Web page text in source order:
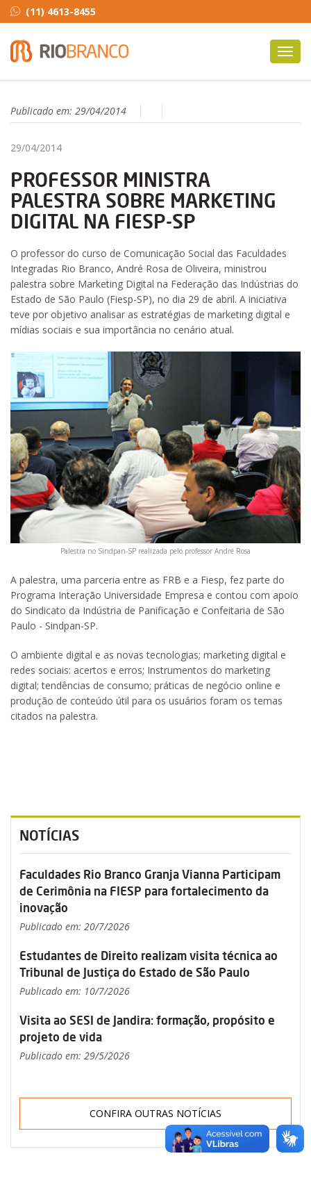
(11) 4613-8455
Publicado em: 29/04/2014
29/04/2014
PROFESSOR MINISTRA
PALESTRA SOBRE MARKETING
DIGITAL NA FIESP-SP
O professor do curso de Comunicação Social das Faculdades
Integradas Rio Branco, André Rosa de Oliveira, ministrou
palestra sobre Marketing Digital na Federação das Indústrias do
Estado de São Paulo (Fiesp-SP), no dia 29 de abril. A iniciativa
teve por objetivo analisar as estratégias de marketing digital e
mídias sociais e sua importância no cenário atual.
Palestra no Sindpan-SP realizada pelo professor André Rosa
A palestra, uma parceria entre as FRB e a Fiesp, fez parte do
Programa Interação Universidade Empresa e contou com apoio
do Sindicato da Indústria de Panificação e Confeitaria de São
Paulo - Sindpan-SP.
O ambiente digital e as novas tecnologias; marketing digital e
redes sociais: acertos e erros; Instrumentos do marketing
digital; tendências de consumo; práticas de negócio online e
produção de conteúdo útil para os usuários foram os temas
citados na palestra.
NOTÍCIAS
Faculdades Rio Branco Granja Vianna Participam
de Cerimônia na FIESP para fortalecimento da
inovação
Publicado em: 20/7/2026
Estudantes de Direito realizam visita técnica ao
Tribunal de Justiça do Estado de São Paulo
Publicado em: 10/7/2026
Visita ao SESI de Jandira: formação, propósito e
projeto de vida
Publicado em: 29/5/2026
CONFIRA OUTRAS NOTÍCIAS